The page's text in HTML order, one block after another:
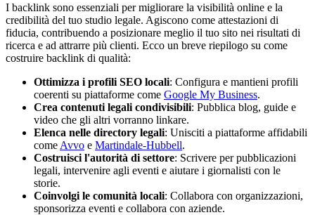
I backlink sono essenziali per migliorare la visibilità online e la
credibilità del tuo studio legale. Agiscono come attestazioni di
fiducia, contribuendo a posizionare meglio il tuo sito nei risultati di
ricerca e ad attrarre più clienti. Ecco un breve riepilogo su come
costruire backlink di qualità:
Ottimizza i profili SEO locali: Configura e mantieni profili
coerenti su piattaforme come Google My Business.
Crea contenuti legali condivisibili: Pubblica blog, guide e
video che gli altri vorranno linkare.
Elenca nelle directory legali: Unisciti a piattaforme affidabili
come Avvo e Martindale-Hubbell.
Costruisci l'autorità di settore: Scrivere per pubblicazioni
legali, intervenire agli eventi e aiutare i giornalisti con le
storie.
Coinvolgi le comunità locali: Collabora con organizzazioni,
sponsorizza eventi e collabora con aziende.